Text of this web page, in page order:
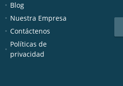
Blog
Nuestra Empresa
Contáctenos
Políticas de
privacidad